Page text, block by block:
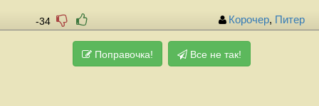
-34 Корочер, Питер
Поправочка! Все не так!